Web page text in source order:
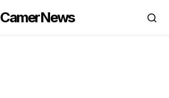
CamerNews